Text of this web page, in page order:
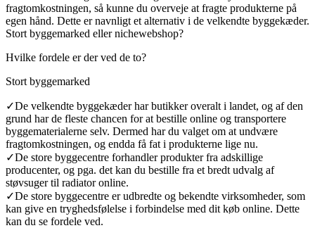
fragtomkostningen, så kunne du overveje at fragte produkterne på
egen hånd. Dette er navnligt et alternativ i de velkendte byggekæder.
Stort byggemarked eller nichewebshop?
Hvilke fordele er der ved de to?
Stort byggemarked
✓De velkendte byggekæder har butikker overalt i landet, og af den
grund har de fleste chancen for at bestille online og transportere
byggematerialerne selv. Dermed har du valget om at undvære
fragtomkostningen, og endda få fat i produkterne lige nu.
✓De store byggecentre forhandler produkter fra adskillige
producenter, og pga. det kan du bestille fra et bredt udvalg af
støvsuger til radiator online.
✓De store byggecentre er udbredte og bekendte virksomheder, som
kan give en tryghedsfølelse i forbindelse med dit køb online. Dette
kan du se fordele ved.